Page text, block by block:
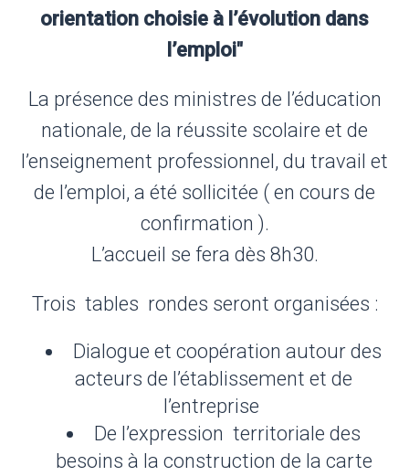
orientation choisie à l’évolution dans
l’emploi"
La présence des ministres de l’éducation
nationale, de la réussite scolaire et de
l’enseignement professionnel, du travail et
de l’emploi, a été sollicitée ( en cours de
confirmation ).
L’accueil se fera dès 8h30.
Trois tables rondes seront organisées :
Dialogue et coopération autour des
acteurs de l’établissement et de
l’entreprise
De l’expression territoriale des
besoins à la construction de la carte